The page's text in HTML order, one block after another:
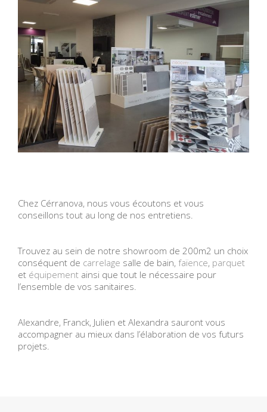
Chez Cérranova, nous vous écoutons et vous
conseillons tout au long de nos entretiens.
Trouvez au sein de notre showroom de 200m2 un choix
conséquent de carrelage salle de bain, faïence, parquet
et équipement ainsi que tout le nécessaire pour
l’ensemble de vos sanitaires.
Alexandre, Franck, Julien et Alexandra sauront vous
accompagner au mieux dans l’élaboration de vos futurs
projets.